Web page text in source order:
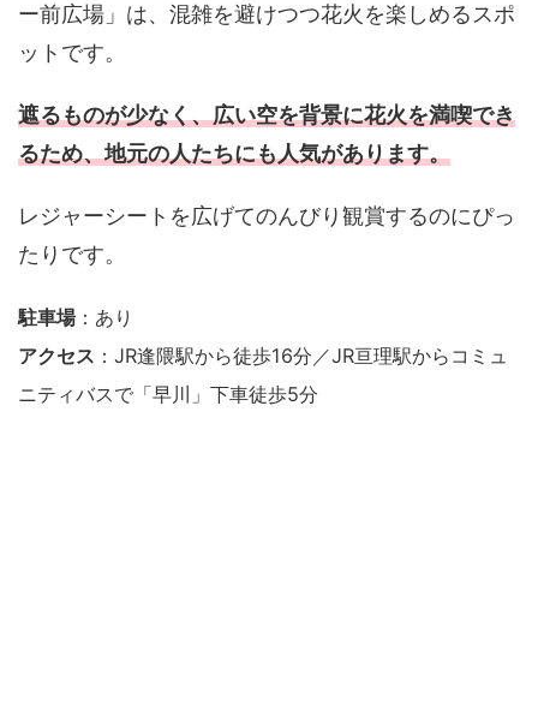
ー前広場」は、混雑を避けつつ花火を楽しめるスポ
ットです。
遮るものが少なく、広い空を背景に花火を満喫でき
るため、地元の人たちにも人気があります。
レジャーシートを広げてのんびり観賞するのにぴっ
たりです。
駐車場：あり
アクセス ：JR逢隈駅から徒歩16分／JR亘理駅からコミュ
ニティバスで「早川」下車徒歩5分